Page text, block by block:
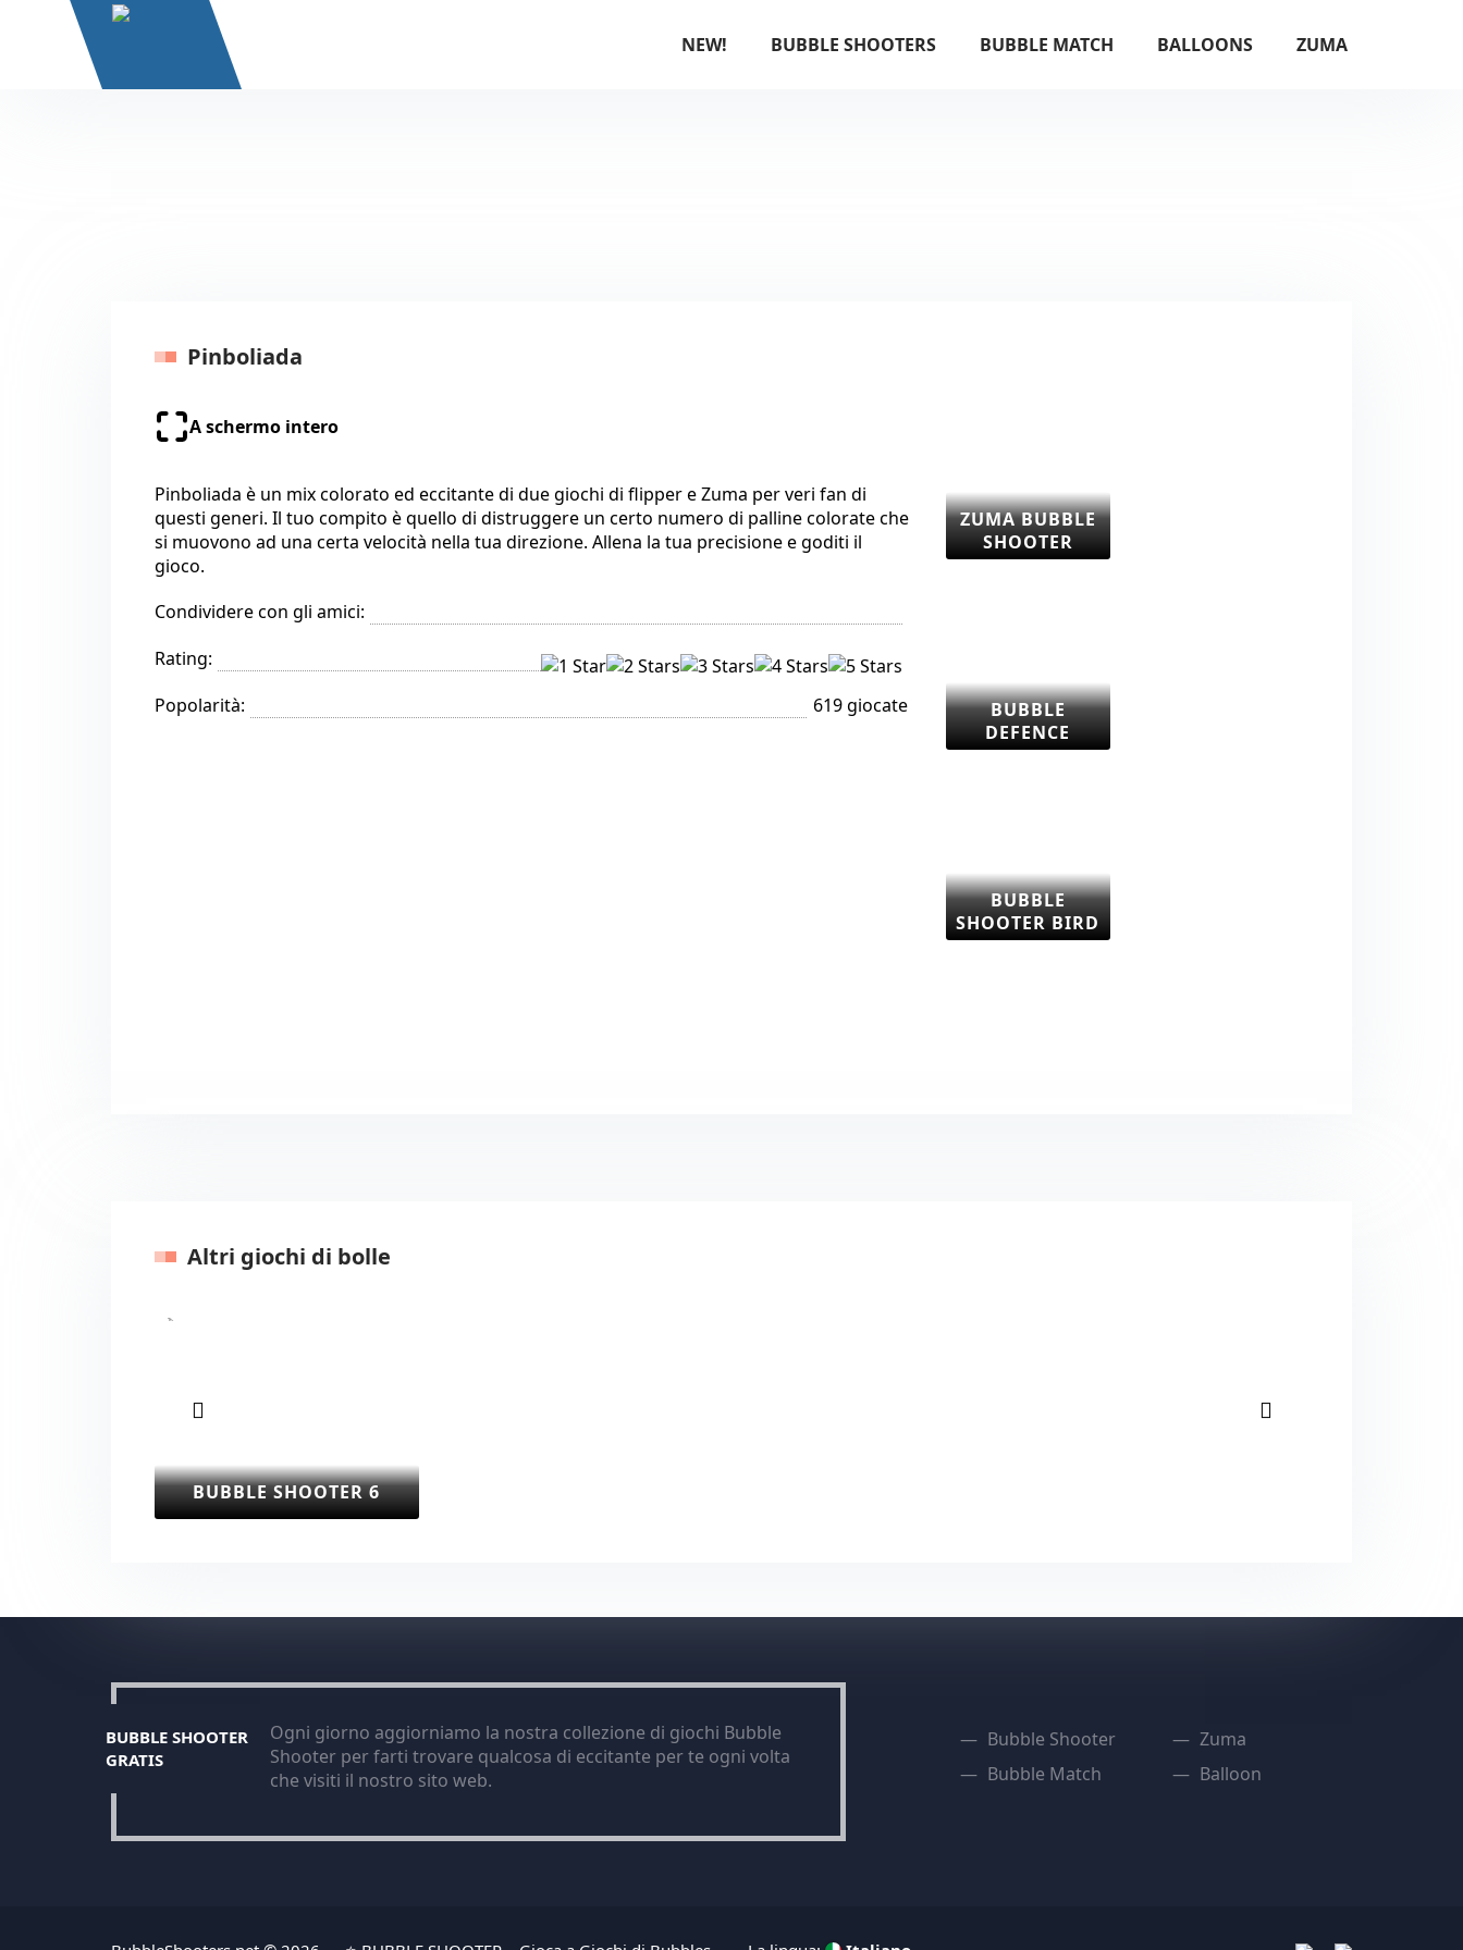
NEW! BUBBLE SHOOTERS BUBBLE MATCH BALLOONS ZUMA
Pinboliada
A schermo intero
Pinboliada è un mix colorato ed eccitante di due giochi di flipper e Zuma per veri fan di
questi generi. Il tuo compito è quello di distruggere un certo numero di palline colorate che
si muovono ad una certa velocità nella tua direzione. Allena la tua precisione e goditi il ​​
gioco.
Condividere con gli amici:
Rating:
Popolarità:
619 giocate
ZUMA BUBBLE
SHOOTER
BUBBLE
DEFENCE
BUBBLE
SHOOTER BIRD
Altri giochi di bolle
BUBBLE SHOOTER 6
BUBBLE SHOOTER
GRATIS
Ogni giorno aggiorniamo la nostra collezione di giochi Bubble
Shooter per farti trovare qualcosa di eccitante per te ogni volta
che visiti il nostro sito web.
Bubble Shooter
Bubble Match
Zuma
Balloon